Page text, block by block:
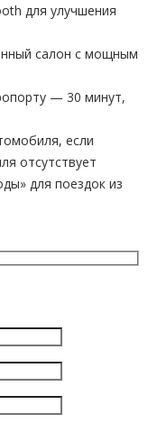
для улучшения
салон с мощным
— 30 минут,
если
отсутствует
для поездок из